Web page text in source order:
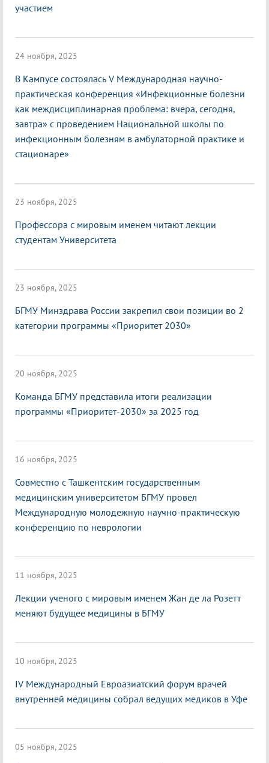
участием
24 ноября, 2025
В Кампусе состоялась V Международная научно-
практическая конференция «Инфекционные болезни
как междисциплинарная проблема: вчера, сегодня,
завтра» с проведением Национальной школы по
инфекционным болезням в амбулаторной практике и
стационаре»
23 ноября, 2025
Профессора с мировым именем читают лекции
студентам Университета
23 ноября, 2025
БГМУ Минздрава России закрепил свои позиции во 2
категории программы «Приоритет 2030»
20 ноября, 2025
Команда БГМУ представила итоги реализации
программы «Приоритет-2030» за 2025 год
16 ноября, 2025
Совместно с Ташкентским государственным
медицинским университетом БГМУ провел
Международную молодежную научно-практическую
конференцию по неврологии
11 ноября, 2025
Лекции ученого с мировым именем Жан де ла Розетт
меняют будущее медицины в БГМУ
10 ноября, 2025
IV Международный Евроазиатский форум врачей
внутренней медицины собрал ведущих медиков в Уфе
05 ноября, 2025